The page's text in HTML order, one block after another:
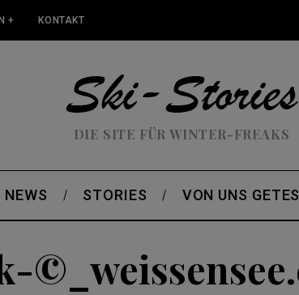
+ KONTAKT
DIE SITE FÜR WINTER-FREAKS
NEWS STORIES VON UNS